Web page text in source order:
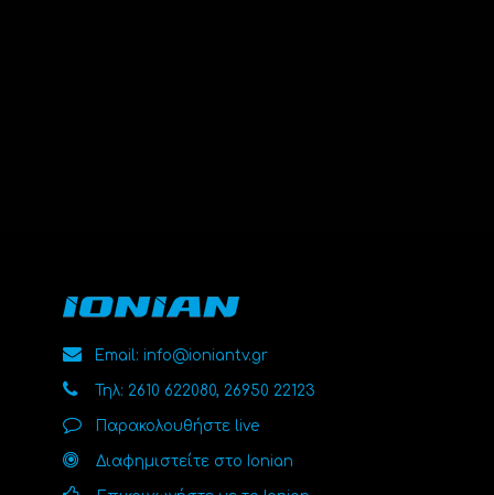
Email: info@ioniantv.gr
Τηλ: 2610 622080, 26950 22123
Παρακολουθήστε live
Διαφημιστείτε στο Ionian